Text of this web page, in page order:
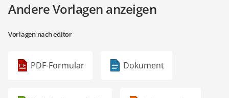
Andere Vorlagen anzeigen
Vorlagen nach editor
PDF-Formular Dokument